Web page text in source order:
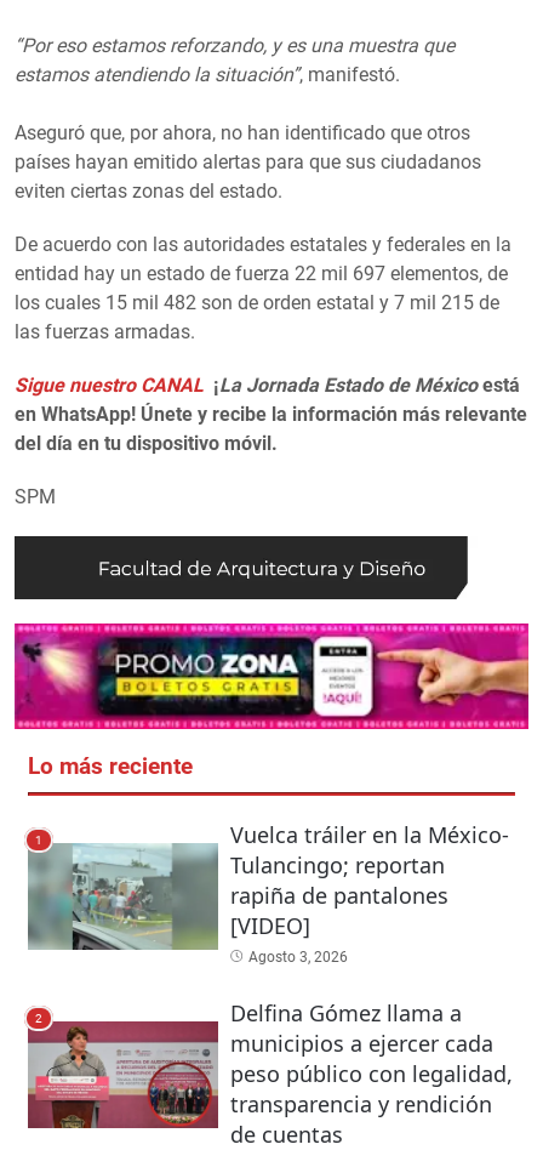
“Por eso estamos reforzando, y es una muestra que
estamos atendiendo la situación”, manifestó.
Aseguró que, por ahora, no han identificado que otros
países hayan emitido alertas para que sus ciudadanos
eviten ciertas zonas del estado.
De acuerdo con las autoridades estatales y federales en la
entidad hay un estado de fuerza 22 mil 697 elementos, de
los cuales 15 mil 482 son de orden estatal y 7 mil 215 de
las fuerzas armadas.
Sigue nuestro CANAL ¡La Jornada Estado de Méxicoestá
en WhatsApp! Únete y recibe la información más relevante
del día en tu dispositivo móvil.
SPM
Lo más reciente
1
Vuelca tráiler en la México-
Tulancingo; reportan
rapiña de pantalones
[VIDEO]
Agosto 3, 2026
2
Delfina Gómez llama a
municipios a ejercer cada
peso público con legalidad,
transparencia y rendición
de cuentas